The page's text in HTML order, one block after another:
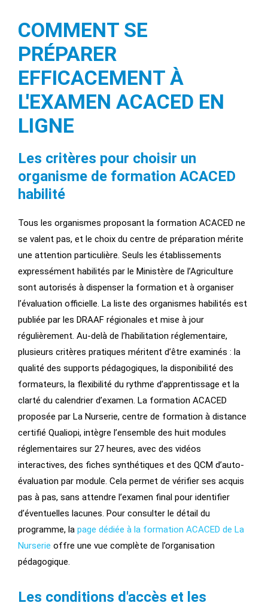
COMMENT SE
PRÉPARER
EFFICACEMENT À
L'EXAMEN ACACED EN
LIGNE
Les critères pour choisir un
organisme de formation ACACED
habilité
Tous les organismes proposant la formation ACACED ne
se valent pas, et le choix du centre de préparation mérite
une attention particulière. Seuls les établissements
expressément habilités par le Ministère de l’Agriculture
sont autorisés à dispenser la formation et à organiser
l’évaluation officielle. La liste des organismes habilités est
publiée par les DRAAF régionales et mise à jour
régulièrement. Au-delà de l’habilitation réglementaire,
plusieurs critères pratiques méritent d’être examinés : la
qualité des supports pédagogiques, la disponibilité des
formateurs, la flexibilité du rythme d’apprentissage et la
clarté du calendrier d’examen. La formation ACACED
proposée par La Nurserie, centre de formation à distance
certifié Qualiopi, intègre l’ensemble des huit modules
réglementaires sur 27 heures, avec des vidéos
interactives, des fiches synthétiques et des QCM d’auto-
évaluation par module. Cela permet de vérifier ses acquis
pas à pas, sans attendre l’examen final pour identifier
d’éventuelles lacunes. Pour consulter le détail du
programme, la page dédiée à la formation ACACED de La
Nurserie offre une vue complète de l’organisation
pédagogique.
Les conditions d'accès et les